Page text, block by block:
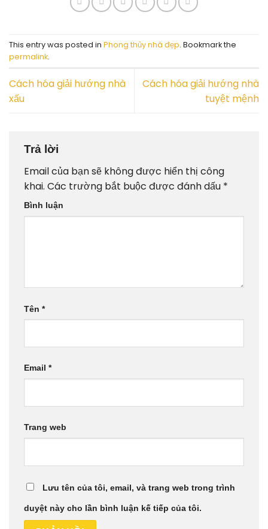
This entry was posted in Phong thủy nhà đẹp. Bookmark the
permalink.
Cách hóa giải hướng nhà
xấu
Cách hóa giải hướng nhà
tuyệt mệnh
Trả lời
Email của bạn sẽ không được hiển thị công
khai. Các trường bắt buộc được đánh dấu *
Bình luận
Tên *
Email *
Trang web
Lưu tên của tôi, email, và trang web trong trình
duyệt này cho lần bình luận kế tiếp của tôi.